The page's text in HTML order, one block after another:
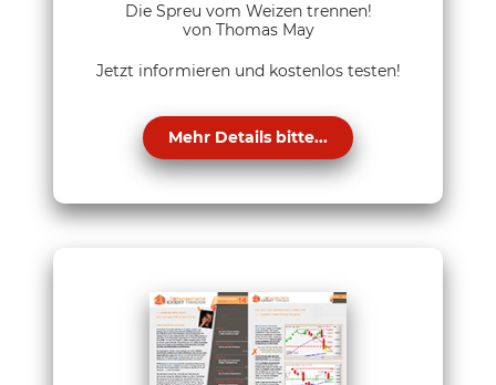
Die Spreu vom Weizen trennen!
von Thomas May
Jetzt informieren und kostenlos testen!
Mehr Details bitte...